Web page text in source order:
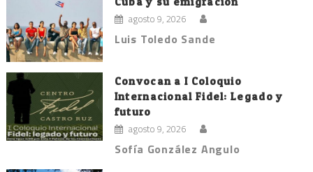
agosto 9, 2026
Luis Toledo Sande
Convocan a I Coloquio
Internacional Fidel: Legado y
futuro
agosto 9, 2026
Sofía González Angulo